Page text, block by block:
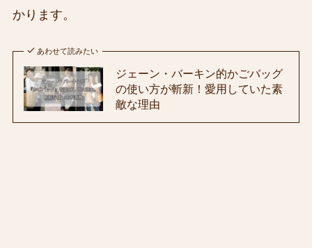
かります。
あわせて読みたい
ジェーン・バーキン的かごバッグ
の使い方が斬新！愛用していた素
敵な理由